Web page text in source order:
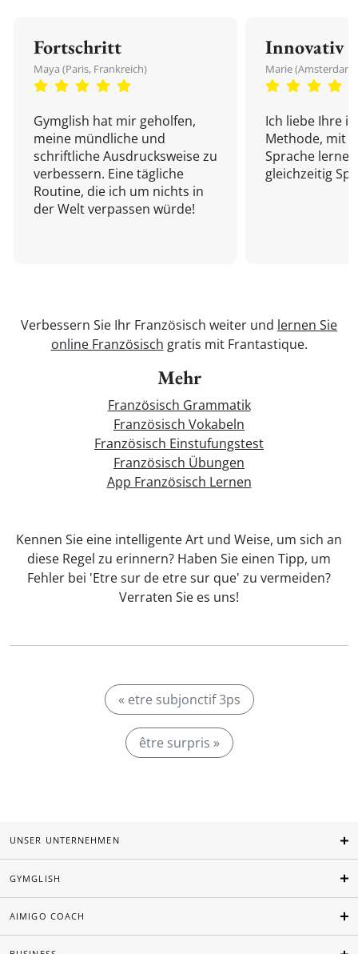
Fortschritt
Maya (Paris, Frankreich)
Gymglish hat mir geholfen,
meine mündliche und
schriftliche Ausdrucksweise zu
verbessern. Eine tägliche
Routine, die ich um nichts in
der Welt verpassen würde!
Innovativ
Marie
Ich liebe Ihre
Methode, mit
Sprache
gleichzeitig
Verbessern Sie Ihr Französisch weiter und lernen Sie
online Französisch gratis mit Frantastique.
Mehr
Französisch Grammatik
Französisch Vokabeln
Französisch Einstufungstest
Französisch Übungen
App Französisch Lernen
Kennen Sie eine intelligente Art und Weise, um sich an
diese Regel zu erinnern? Haben Sie einen Tipp, um
Fehler bei 'Etre sur de etre sur que' zu vermeiden?
Verraten Sie es uns!
« etre subjonctif 3ps
être surpris »
UNSER UNTERNEHMEN
GYMGLISH
AIMIGO COACH